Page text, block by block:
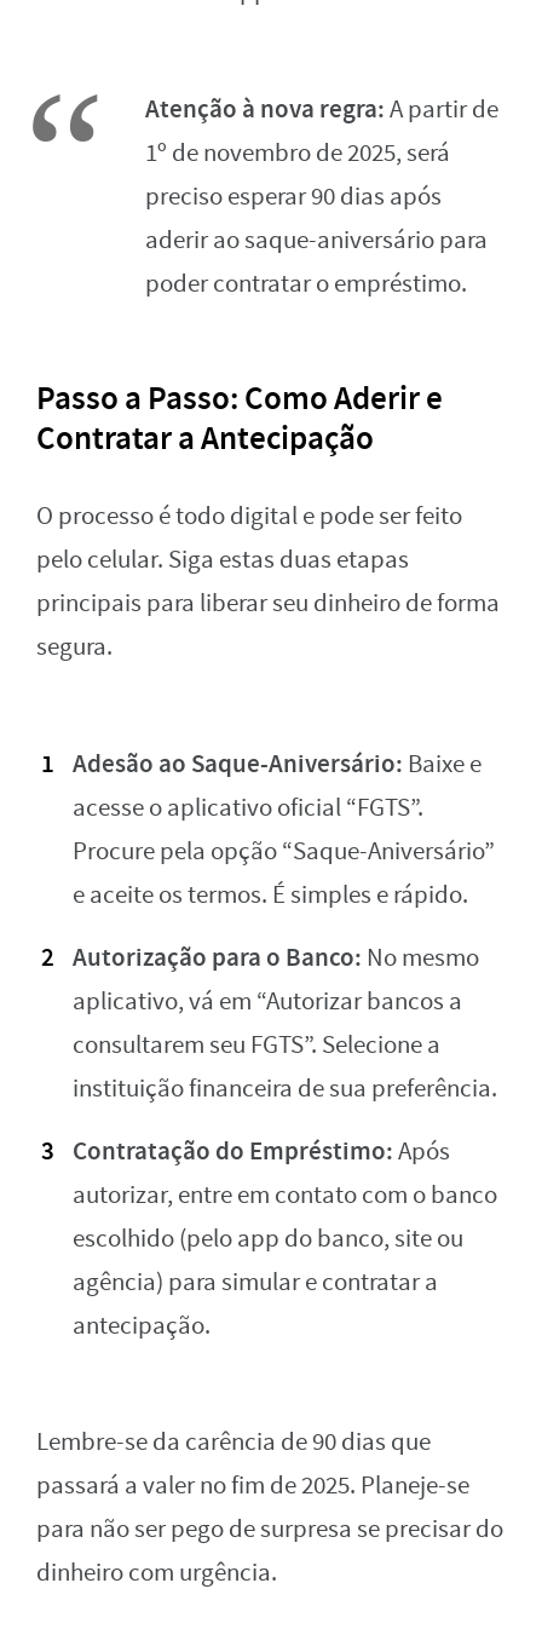
Atenção à nova regra:A partir de
1º de novembro de 2025, será
preciso esperar 90 dias após
aderir ao saque-aniversário para
poder contratar o empréstimo.
Passo a Passo: Como Aderir e
Contratar a Antecipação
O processo é todo digital e pode ser feito
pelo celular. Siga estas duas etapas
principais para liberar seu dinheiro de forma
segura.
Adesão ao Saque-Aniversário: Baixe e
acesse o aplicativo oficial “FGTS”.
Procure pela opção “Saque-Aniversário”
e aceite os termos. É simples e rápido.
Autorização para o Banco: No mesmo
aplicativo, vá em “Autorizar bancos a
consultarem seu FGTS”. Selecione a
instituição financeira de sua preferência.
Contratação do Empréstimo:Após
autorizar, entre em contato com o banco
escolhido (pelo app do banco, site ou
agência) para simular e contratar a
antecipação.
Lembre-se da carência de 90 dias que
passará a valer no fim de 2025. Planeje-se
para não ser pego de surpresa se precisar do
dinheiro com urgência.